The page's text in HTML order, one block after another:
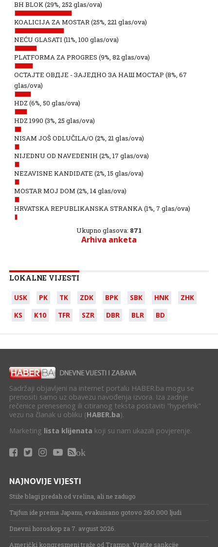
BH BLOK(29%, 252 glas/ova)
KOALICIJA ZA MOSTAR(25%, 221 glas/ova)
NEĆU GLASATI (11%, 100 glas/ova)
PLATFORMA ZA PROGRES (9%, 82 glas/ova)
ОСТАЈТЕ ОВДЈЕ - ЗАЈЕДНО ЗА НАШ МОСТАР (8%, 67
glas/ova)
HDZ (6%, 50 glas/ova)
HDZ 1990 (3%, 25 glas/ova)
NISAM JOŠ ODLUČILA/O (2%, 21 glas/ova)
NIJEDNU OD NAVEDENIH (2%, 17 glas/ova)
NEZAVISNE KANDIDATE (2%, 15 glas/ova)
MOSTAR MOJ DOM (2%, 14 glas/ova)
HRVATSKA REPUBLIKANSKA STRANKA(1%, 7 glas/ova)
Ukupno glasova: 871
Arhiva anketa
LOKALNE VIJESTI
USK PK TK ZDK BPK SBK HNK
ZHK
KS
K10 TFR SZR DBR BLR BD
Sadržaji objavljeni na internet portalu HABER.ba mogu se
prenositi samo uz obavezu navođenja izvora. Iza zadnje
rečenice prenesenog ili citiranog teksta postaviti "hyperlink"
vezu na članak u obliku (HABER.ba).
Marketing lista klijenata koji su nam ukazali povjerenje.
ok
NAJNOVIJE VIJESTI
Stiže blagi predah od vrelina, ali ne zadugo
Tajfun ide prema Japanu, evakuisano gotovo 260.000 ljudi
Dnevni horoskop za 7. avgust 2026.
Američki kongresmeni traže od Trampa: Vratite sankcije